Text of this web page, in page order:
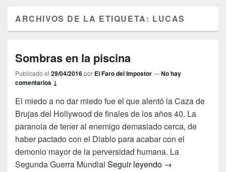
ARCHIVOS DE LA ETIQUETA: LUCAS
Sombras en la piscina
Publicado el 29/04/2016por El Faro del Impostor—No hay
comentarios ↓
El miedo a no dar miedo fue el que alentó la Caza de
Brujas del Hollywood de finales de los años 40. La
paranoia de tener al enemigo demasiado cerca, de
haber pactado con el Diablo para acabar con el
demonio mayor de la perversidad humana. La
Segunda Guerra Mundial Seguir leyendo Sombras en la
→